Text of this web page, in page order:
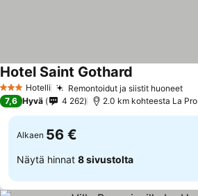
3 Tähtiluokitus
Hotelli Remontoidut ja siistit huoneet
Hotel Saint Gothard
7,6 Hyvä 4 262 2.0 km kohteesta La
Alkaen 56 €
Näytä hinnat 8 sivustolta